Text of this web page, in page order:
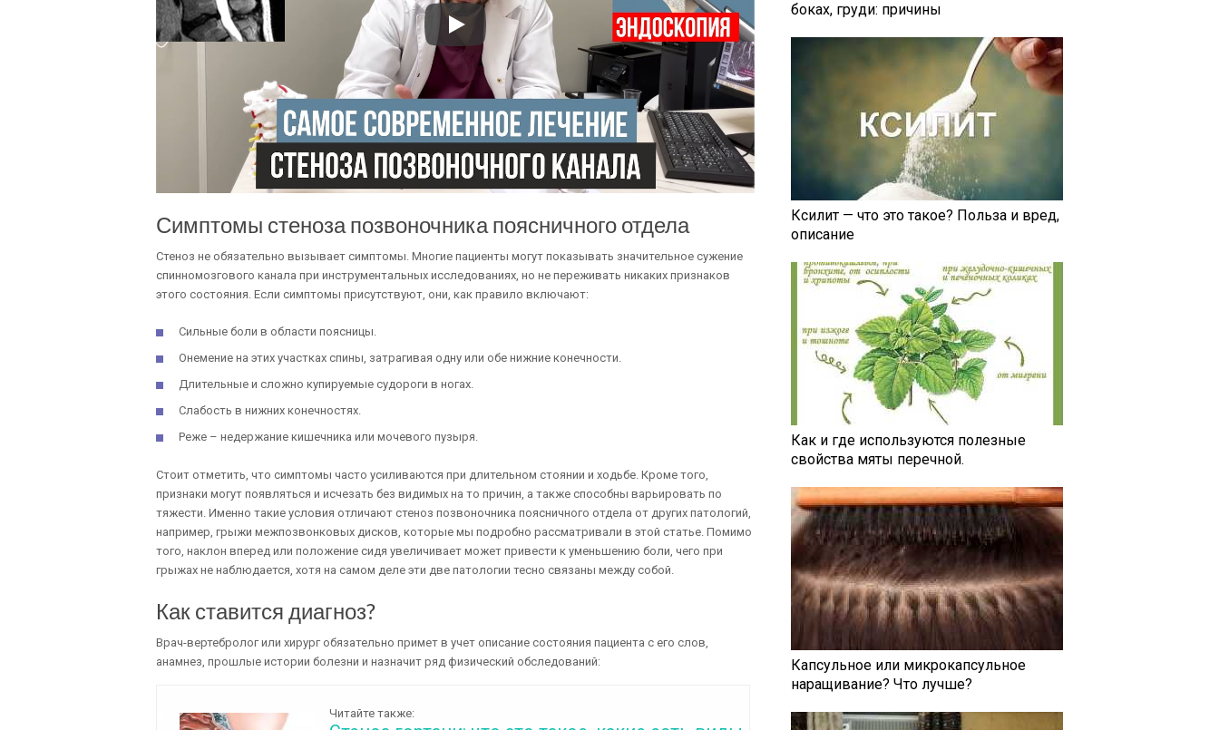
Симптомы стеноза позвоночника поясничного отдела
Стеноз не обязательно вызывает симптомы. Многие пациенты могут показывать значительное сужение
спинномозгового канала при инструментальных исследованиях, но не переживать никаких признаков
этого состояния. Если симптомы присутствуют, они, как правило включают:
Сильные боли в области поясницы.
Онемение на этих участках спины, затрагивая одну или обе нижние конечности.
Длительные и сложно купируемые судороги в ногах.
Слабость в нижних конечностях.
Реже – недержание кишечника или мочевого пузыря.
Стоит отметить, что симптомы часто усиливаются при длительном стоянии и ходьбе. Кроме того,
признаки могут появляться и исчезать без видимых на то причин, а также способны варьировать по
тяжести. Именно такие условия отличают стеноз позвоночника поясничного отдела от других патологий,
например, грыжи межпозвонковых дисков, которые мы подробно рассматривали в этой статье. Помимо
того, наклон вперед или положение сидя увеличивает может привести к уменьшению боли, чего при
грыжах не наблюдается, хотя на самом деле эти две патологии тесно связаны между собой.
Как ставится диагноз?
Врач-вертебролог или хирург обязательно примет в учет описание состояния пациента с его слов,
анамнез, прошлые истории болезни и назначит ряд физический обследований:
Читайте также:
боках, груди: причины
Ксилит — что это такое? Польза и вред,
описание
Как и где используются полезные
свойства мяты перечной.
Капсульное или микрокапсульное
наращивание? Что лучше?